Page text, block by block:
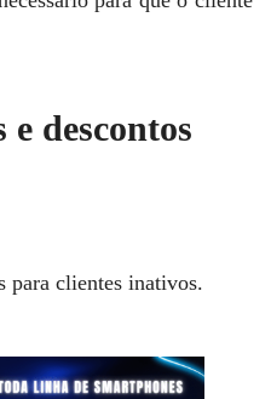
e descontos
para clientes inativos.